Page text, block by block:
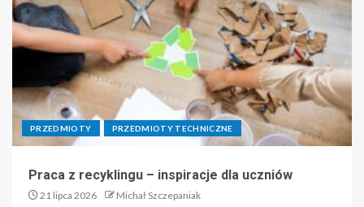
PRZEDMIOTY PRZEDMIOTY TECHNICZNE
Praca z recyklingu – inspiracje dla uczniów
21 lipca 2026 Michał Szczepaniak